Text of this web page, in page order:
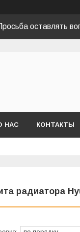
оставлять
НАС КОНТАКТЫ
радиатора